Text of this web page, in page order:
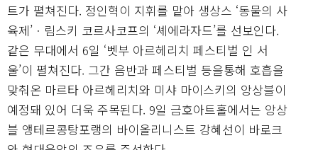
트가 펼쳐진다. 정인혁이 지휘를 맡아 생상스 ‘동물의 사
육제’ㆍ림스키 코르사코프의 ‘셰에라자드’를 선보인다.
같은 무대에서 6일 ‘벳부 아르헤리치 페스티벌 인 서
울’이 펼쳐진다. 그간 음반과 페스티벌 등을통해 호흡을
맞춰온 마르타 아르헤리치와 미샤 마이스키의 앙상블이
예정돼 있어 더욱 주목된다. 9일 금호아트홀에서는 앙상
블 앵테르콩탕포랭의 바이올리니스트 강혜선이 바로크